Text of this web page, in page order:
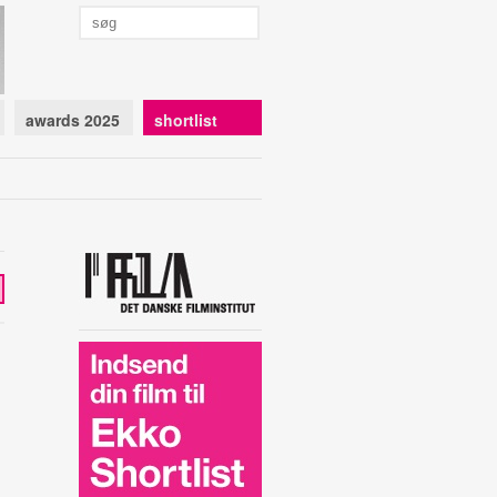
awards 2025 shortlist